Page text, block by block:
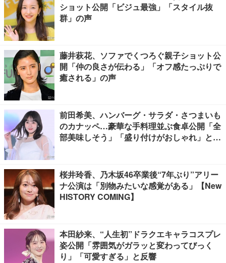
ショット公開「ビジュ最強」「スタイル抜
群」の声
藤井萩花、ソファでくつろぐ親子ショット公
開「仲の良さが伝わる」「オフ感たっぷりで
癒される」の声
前田希美、ハンバーグ・サラダ・さつまいも
のカナッペ…豪華な手料理並ぶ食卓公開「全
部美味しそう」「盛り付けがおしゃれ」と絶
桜井玲香、乃木坂46卒業後“7年ぶり”アリー
ナ公演は「別物みたいな感覚がある」【New
HISTORY COMING】
本田紗来、“人生初”ドラクエキャラコスプレ
姿公開「雰囲気がガラッと変わってびっく
り」「可愛すぎる」と反響